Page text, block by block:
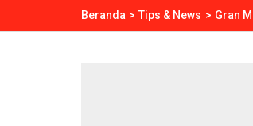
ke
Beranda Tips & News Gran